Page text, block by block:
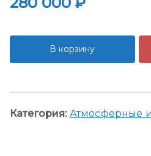
В корзину
Категория: Атмосферные